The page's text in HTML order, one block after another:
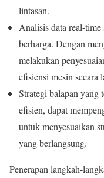
lintasan.
Analisis data real-
berharga. Dengan
melakukan
efisiensi mesin secara
Strategi balapan yang
efisien, dapat
untuk menyesuaikan
yang berlangsung.
Penerapan langkah-